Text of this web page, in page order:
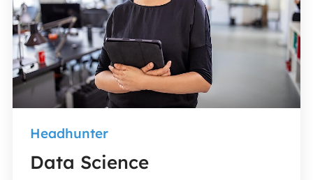
Headhunter
Data Science